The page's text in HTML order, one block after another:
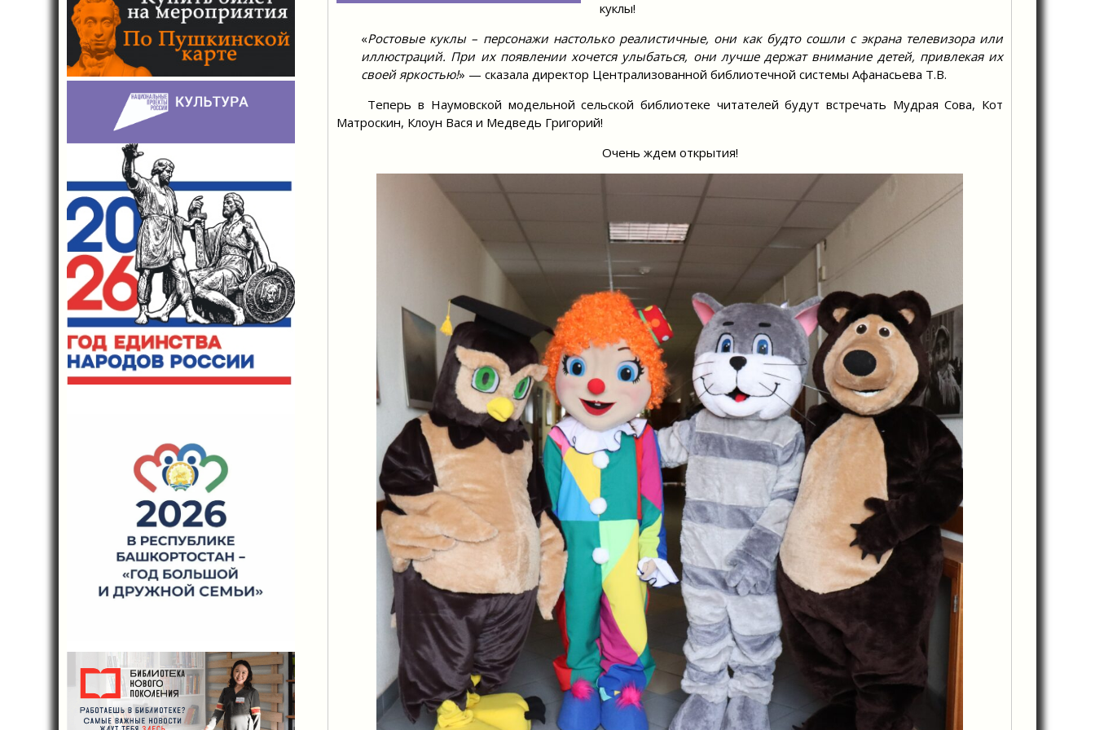
куклы!
«Ростовые куклы – персонажи настолько реалистичные, они как будто сошли с экрана телевизора или
иллюстраций. При их появлении хочется улыбаться, они лучше держат внимание детей, привлекая их
своей яркостью!» — сказала директор Централизованной библиотечной системы Афанасьева Т.В.
Теперь в Наумовской модельной сельской библиотеке читателей будут встречать Мудрая Сова, Кот
Матроскин, Клоун Вася и Медведь Григорий!
Очень ждем открытия!